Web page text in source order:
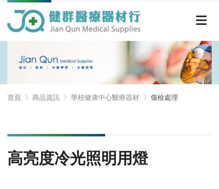
首頁 商品資訊 學校健康中心醫療器材 傷檢處理
高亮度冷光照明用燈